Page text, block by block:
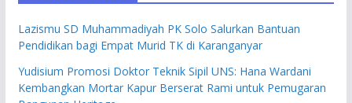
Lazismu SD Muhammadiyah PK Solo Salurkan Bantuan
Pendidikan bagi Empat Murid TK di Karanganyar
Yudisium Promosi Doktor Teknik Sipil UNS: Hana Wardani
Kembangkan Mortar Kapur Berserat Rami untuk Pemugaran